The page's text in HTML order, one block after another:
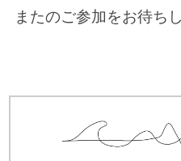
またのご参加をお待ち